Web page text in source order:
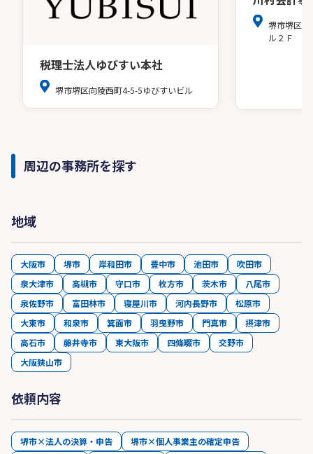
税理士法人ゆびすい本社
堺市堺区向陵西町4-5-5ゆびすいビル
堺市堺区戎
ル２Ｆ
周辺の事務所を探す
地域
大阪市 堺市 岸和田市 豊中市 池田市
吹田市
泉大津市
高槻市 守口市 枚方市 茨木市
八尾市
泉佐野市
富田林市 寝屋川市 河内長野市
松原市
大東市
和泉市 箕面市 羽曳野市 門真市
摂津市
高石市
藤井寺市 東大阪市 四條畷市
交野市
大阪狭山市
依頼内容
堺市×法人の決算・申告
堺市×個人事業主の確定申告